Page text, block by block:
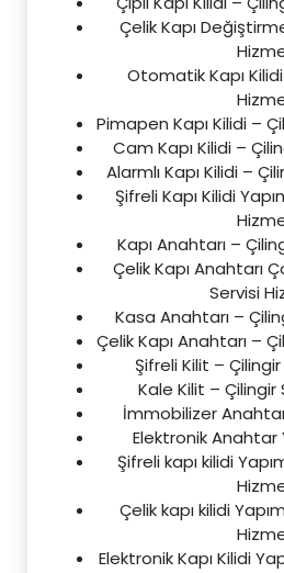
Çelik Kapı
Otomatik Kapı
Pimapen Kapı Kilidi –
Cam Kapı Kilidi –
Alarmlı Kapı Kilidi –
Şifreli Kapı Kilidi
Kapı Anahtarı –
Çelik Kapı Anahtarı
Servisi
Kasa Anahtarı –
Çelik Kapı Anahtarı –
Şifreli Kilit –
Kale Kilit –
İmmobilizer
Elektronik Anahtar
Şifreli kapı kilidi
Çelik kapı kilidi
Elektronik Kapı Kilidi